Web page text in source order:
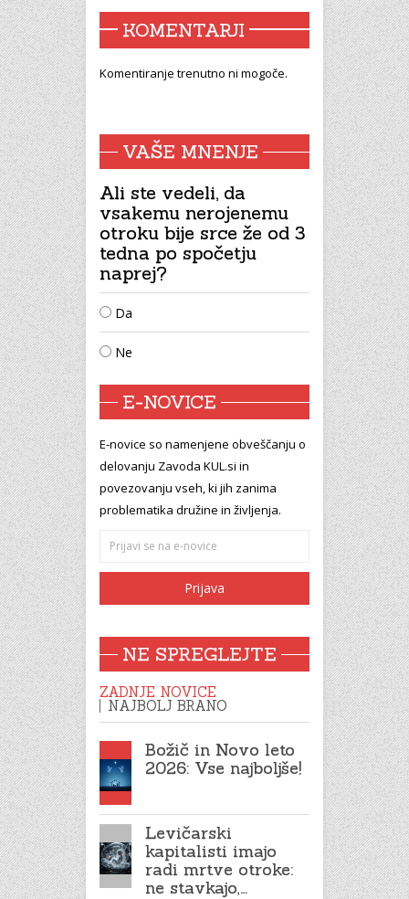
KOMENTARJI
Komentiranje trenutno ni mogoče.
VAŠE MNENJE
Ali ste vedeli, da
vsakemu nerojenemu
otroku bije srce že od 3
tedna po spočetju
naprej?
Da
Ne
E-NOVICE
E-novice so namenjene obveščanju o
delovanju Zavoda KUL.si in
povezovanju vseh, ki jih zanima
problematika družine in življenja.
NE SPREGLEJTE
ZADNJE NOVICE
NAJBOLJ BRANO
Božič in Novo leto
2026: Vse najboljše!
Levičarski
kapitalisti imajo
radi mrtve otroke:
ne stavkajo,…